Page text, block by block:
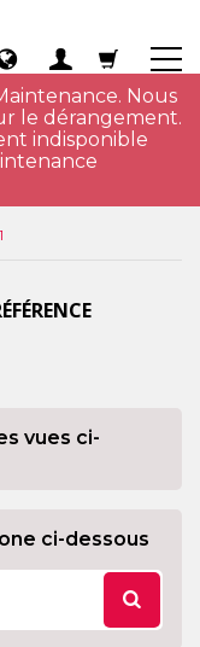
Nous
le dérangement.
indisponible
vues ci-
ci-dessous